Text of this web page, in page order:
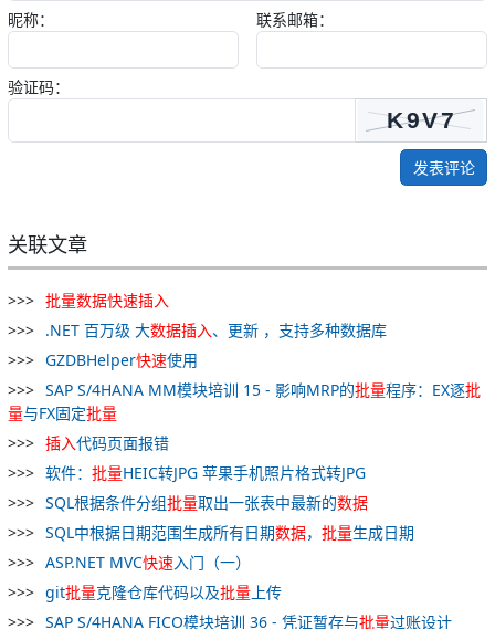
昵称： 联系邮箱：
验证码：
发表评论
关联文章
批量数据快速插入
.NET 百万级 大数据插入、更新 ，支持多种数据库
GZDBHelper快速使用
SAP S/4HANA MM模块培训 15 - 影响MRP的批量程序：EX逐批
量与FX固定批量
插入代码页面报错
软件： 批量HEIC转JPG 苹果手机照片格式转JPG
SQL根据条件分组批量取出一张表中最新的数据
SQL中根据日期范围生成所有日期数据， 批量生成日期
ASP.NET MVC快速入门（一）
git批量克隆仓库代码以及批量 上传
SAP S/4HANA FICO模块培训 36 - 凭证暂存与批量过账设计